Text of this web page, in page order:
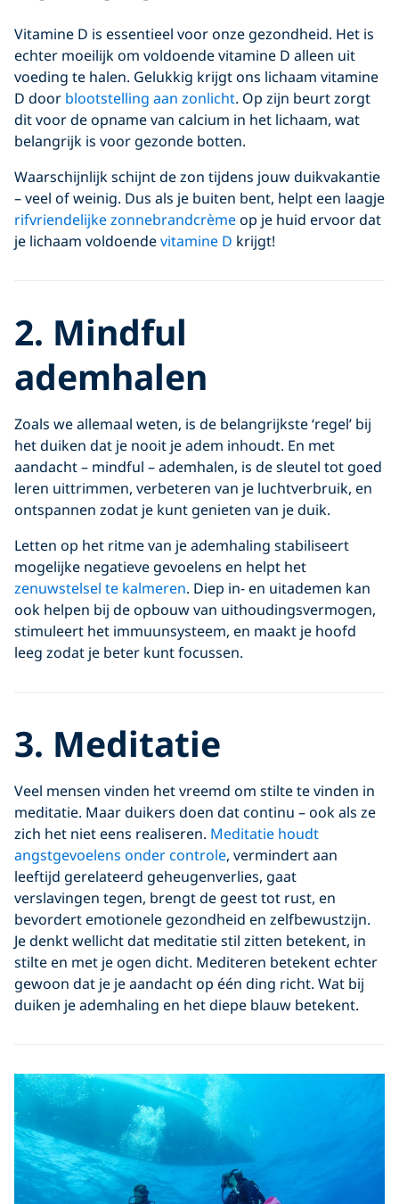
Vitamine D is essentieel voor onze gezondheid. Het is
echter moeilijk om voldoende vitamine D alleen uit
voeding te halen. Gelukkig krijgt ons lichaam vitamine
D door blootstelling aan zonlicht. Op zijn beurt zorgt
dit voor de opname van calcium in het lichaam, wat
belangrijk is voor gezonde botten.
Waarschijnlijk schijnt de zon tijdens jouw duikvakantie
– veel of weinig. Dus als je buiten bent, helpt een laagje
rifvriendelijke zonnebrandcrèmeop je huid ervoor dat
je lichaam voldoendevitamine D krijgt!
2. Mindful
ademhalen
Zoals we allemaal weten, is de belangrijkste ‘regel’ bij
het duiken dat je nooit je adem inhoudt. En met
aandacht – mindful – ademhalen, is de sleutel tot goed
leren uittrimmen, verbeteren van je luchtverbruik, en
ontspannen zodat je kunt genieten van je duik.
Letten op het ritme van je ademhaling stabiliseert
mogelijke negatieve gevoelens en helpt het
zenuwstelsel te kalmeren. Diep in- en uitademen kan
ook helpen bij de opbouw van uithoudingsvermogen,
stimuleert het immuunsysteem, en maakt je hoofd
leeg zodat je beter kunt focussen.
3. Meditatie
Veel mensen vinden het vreemd om stilte te vinden in
meditatie. Maar duikers doen dat continu – ook als ze
zich het niet eens realiseren. Meditatie houdt
angstgevoelens onder controle, vermindert aan
leeftijd gerelateerd geheugenverlies, gaat
verslavingen tegen, brengt de geest tot rust, en
bevordert emotionele gezondheid en zelfbewustzijn.
Je denkt wellicht dat meditatie stil zitten betekent, in
stilte en met je ogen dicht. Mediteren betekent echter
gewoon dat je je aandacht op één ding richt. Wat bij
duiken je ademhaling en het diepe blauw betekent.